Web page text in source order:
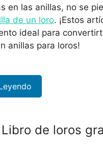
en las anillas, no se
de un loro. ¡Estos
ideal para
anillas para loros!
Libro de loros